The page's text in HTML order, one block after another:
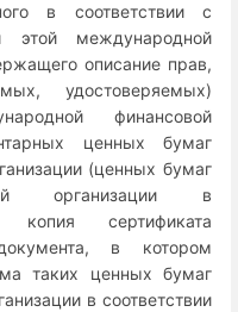
в соответствии с
этой международной
описание прав,
удостоверяемых)
финансовой
ценных бумаг
(ценных бумаг
организации в
сертификата
в котором
таких ценных бумаг
в соответствии